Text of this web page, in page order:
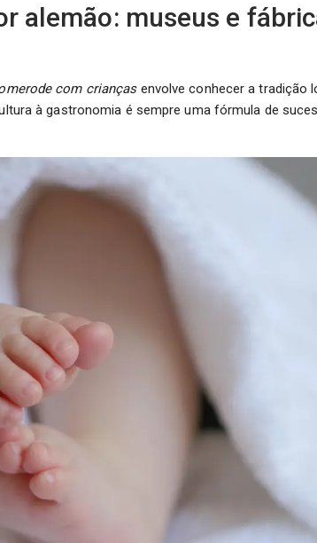
alemão: museus e
com criançasenvolve conhecer a tradição
à gastronomia é sempre uma fórmula de